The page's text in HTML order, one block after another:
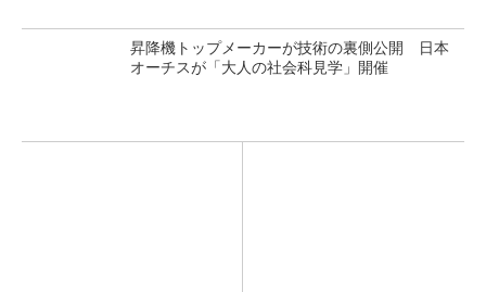
昇降機トップメーカーが技術の裏側公開 日本
オーチスが「大人の社会科見学」開催